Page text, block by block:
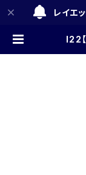
レイエ
I22